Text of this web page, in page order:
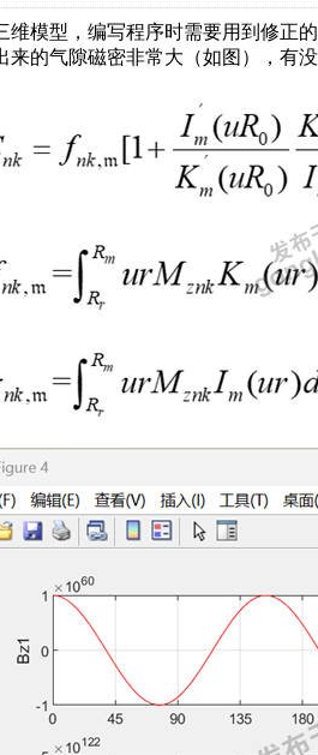
维模型，编写程序时需要用到修正
来的气隙磁密非常大（如图），有